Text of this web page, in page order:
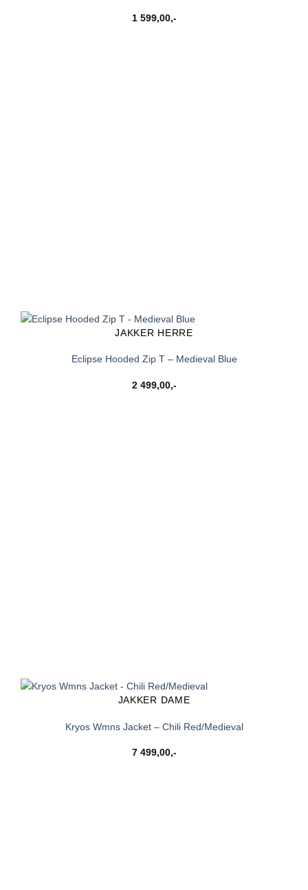
1 599,00,-
JAKKER HERRE
Eclipse Hooded Zip T – Medieval Blue
2 499,00,-
JAKKER DAME
Kryos Wmns Jacket – Chili Red/Medieval
7 499,00,-